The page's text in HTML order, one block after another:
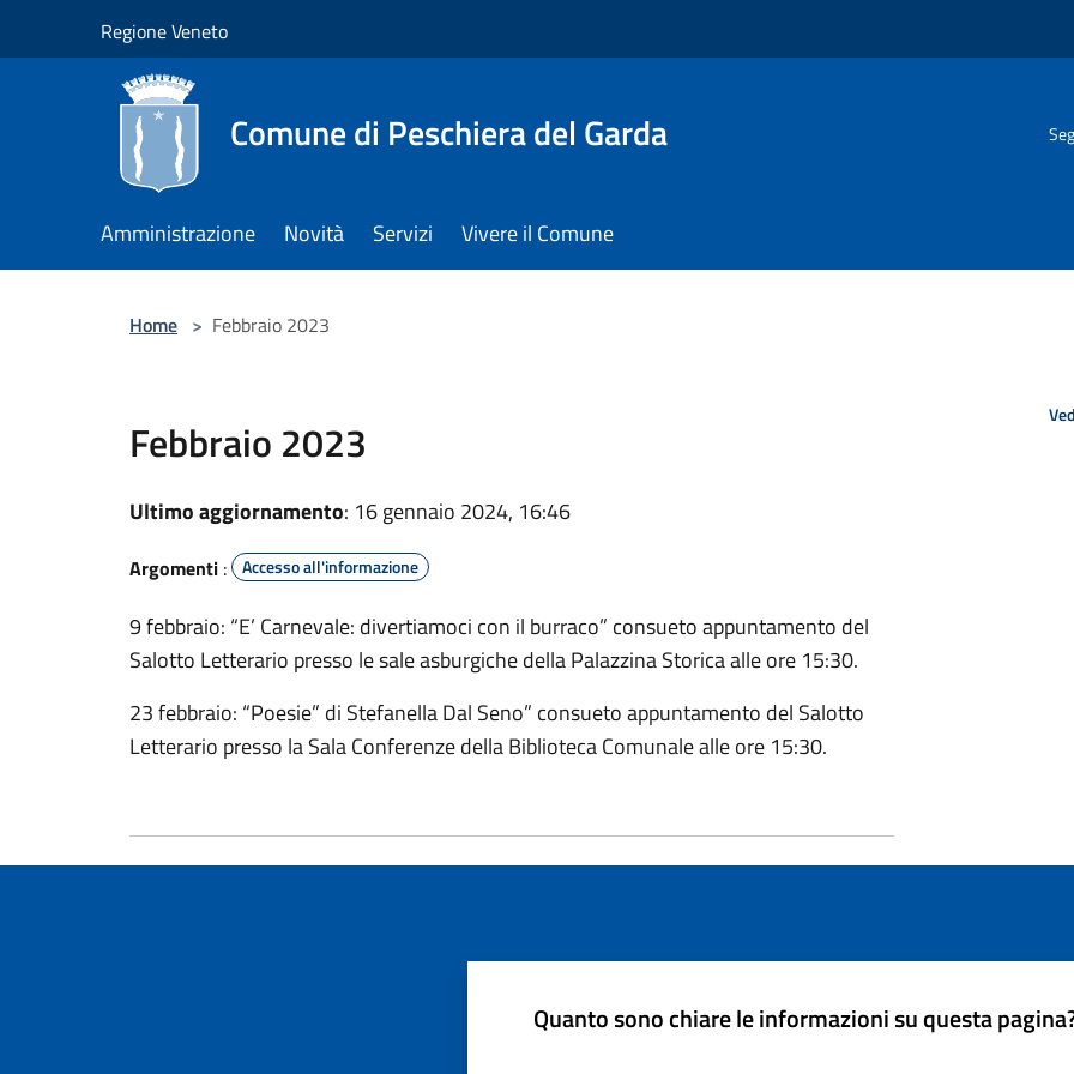
Regione Veneto
Comune di Peschiera del Garda
Amministrazione Novità Servizi Vivere il Comune
Home > Febbraio 2023
Febbraio 2023
Ultimo aggiornamento: 16 gennaio 2024, 16:46
Argomenti : Accesso all'informazione
9 febbraio: “E’ Carnevale: divertiamoci con il burraco” consueto appuntamento del
Salotto Letterario presso le sale asburgiche della Palazzina Storica alle ore 15:30.
23 febbraio: “Poesie” di Stefanella Dal Seno” consueto appuntamento del Salotto
Letterario presso la Sala Conferenze della Biblioteca Comunale alle ore 15:30.
Quanto sono chiare le informazioni su questa